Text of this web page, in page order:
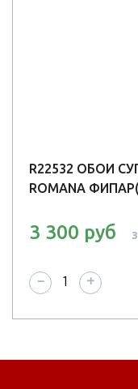
R22532 ОБОИ
ROMANA
3 300 руб
− +